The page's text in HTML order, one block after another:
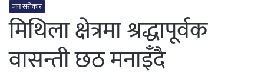
जन सरोकार
मिथिला क्षेत्रमा श्रद्धापूर्वक
वासन्ती छठ मनाइँदै